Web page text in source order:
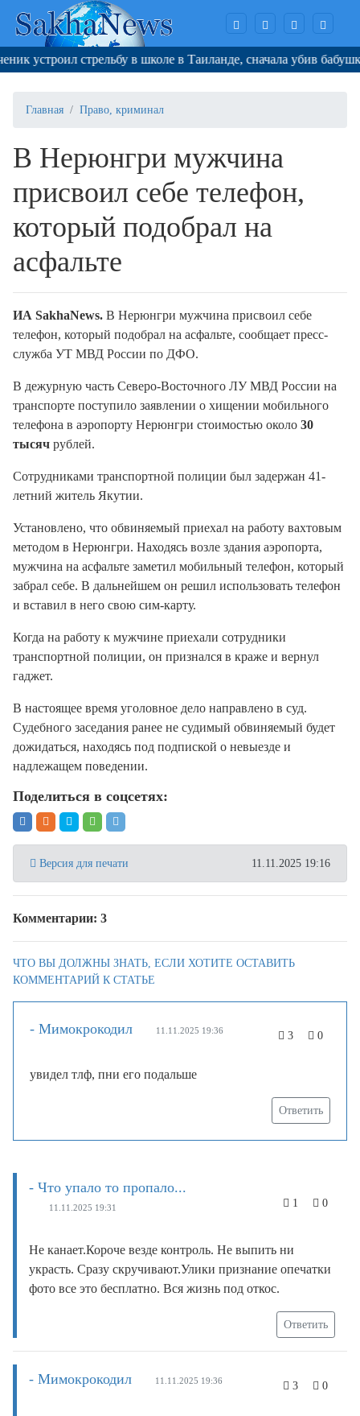
устроил стрельбу в школе в Таиланде, сначала убив бабушку
Главная Право, криминал
В Нерюнгри мужчина
присвоил себе телефон,
который подобрал на
асфальте
ИA SakhaNews. В Нерюнгри мужчина присвоил себе
телефон, который подобрал на асфальте, сообщает пресс-
служба УТ МВД России по ДФО.
В дежурную часть Северо-Восточного ЛУ МВД России на
транспорте поступило заявлении о хищении мобильного
телефона в аэропорту Нерюнгри стоимостью около 30
тысяч рублей.
Сотрудниками транспортной полиции был задержан 41-
летний житель Якутии.
Установлено, что обвиняемый приехал на работу вахтовым
методом в Нерюнгри. Находясь возле здания аэропорта,
мужчина на асфальте заметил мобильный телефон, который
забрал себе. В дальнейшем он решил использовать телефон
и вставил в него свою сим-карту.
Когда на работу к мужчине приехали сотрудники
транспортной полиции, он признался в краже и вернул
гаджет.
В настоящее время уголовное дело направлено в суд.
Судебного заседания ранее не судимый обвиняемый будет
дожидаться, находясь под подпиской о невыезде и
надлежащем поведении.
Поделиться в соцсетях:
Версия для печати 11.11.2025 19:16
Комментарии: 3
ЧТО ВЫ ДОЛЖНЫ ЗНАТЬ, ЕСЛИ ХОТИТЕ ОСТАВИТЬ
КОММЕНТАРИЙ К СТАТЬЕ
- Мимокрокодил 11.11.2025 19:36 3 0
увидел тлф, пни его подальше
Ответить
- Что упало то пропало...
11.11.2025 19:31 1 0
Не канает.Короче везде контроль. Не выпить ни
украсть. Сразу скручивают.Улики признание опечатки
фото все это бесплатно. Вся жизнь под откос.
Ответить
- Мимокрокодил 11.11.2025 19:36 3 0